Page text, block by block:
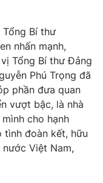
Tổng Bí thư
nhấn mạnh,
Tổng Bí thư Đảng
Phú Trọng đã
phần đưa quan
vượt bậc, là nhà
cho hạnh
tình đoàn kết, hữu
Việt Nam,